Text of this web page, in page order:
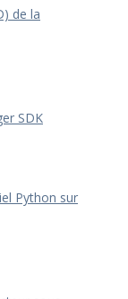
de la
SDK
Python sur